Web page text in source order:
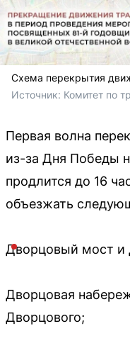
Схема перекрытия
Источник: Комитет по
Первая волна
из-за Дня Победы
продлится до 16
объезжать
Дворцовый мост и
Дворцовая
Дворцового;